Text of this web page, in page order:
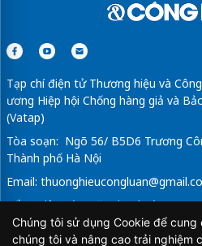
Tạp chí điện tử Thương hiệu và
ương Hiệp hội Chống hàng giả và
(Vatap)
Tòa soạn: Ngõ 56/ B5D6 Trương
Thành phố Hà Nội
Email:
Tổng Biên Tập: Vũ Đức Thuận
Giấy phép hoạt động báo chí điện
Chúng tôi sử dụng Cookie để cung
chúng tôi và nâng cao trải nghiệm